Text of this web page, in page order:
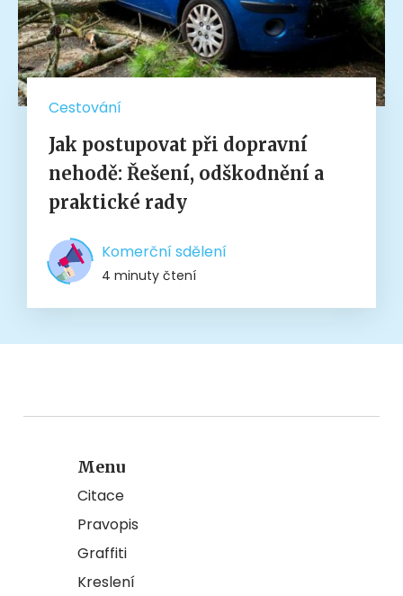
Cestování
Jak postupovat při dopravní
nehodě: Řešení, odškodnění a
praktické rady
Komerční sdělení
4 minuty čtení
Menu
Citace
Pravopis
Graffiti
Kreslení